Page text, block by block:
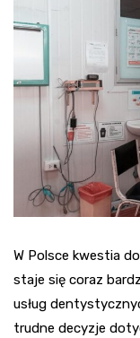
W Polsce kwestia
staje się coraz
usług
trudne decyzje